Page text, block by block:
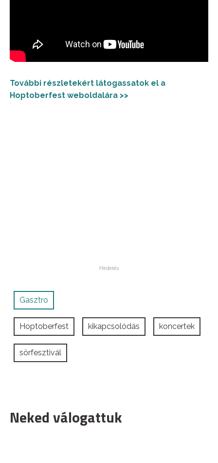
További részletekért látogassatok el a
Hoptoberfest weboldalára >>
Gasztro
Hoptoberfest kikapcsolódás koncertek
sörfesztivál
Neked válogattuk